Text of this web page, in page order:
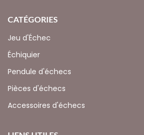
CATÉGORIES
Jeu d'Échec
Échiquier
Pendule d'échecs
Pièces d'échecs
Accessoires d'échecs